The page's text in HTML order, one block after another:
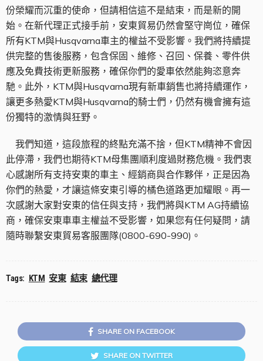
份榮耀而沉重的使命，但請相信這不是結束，而是新的開
始。在新代理正式接手前，安東貿易仍然會堅守崗位，確保
所有KTM與Husqvarna車主的權益不受影響。我們將持續提
供完整的售後服務，包含保固、維修、召回、保養、零件供
應及免費技術更新服務，確保你們的愛車依然能夠恣意奔
馳。此外，KTM與Husqvarna現有新車銷售也將持續運作，
讓更多熱愛KTM與Husqvarna的騎士們，仍然有機會擁有這
份獨特的激情與狂野。
我們知道，這段旅程的終點充滿不捨，但KTM精神不會因
此停滯，我們也期待KTM母集團順利度過財務危機。我們衷
心感謝所有支持安東的車主、經銷商與合作夥伴，正是因為
你們的熱愛，才讓這條安東引導的橘色道路更加耀眼。再一
次感謝大家對安東的信任與支持，我們將與KTM AG持續協
商，確保安東車車主權益不受影響，如果您有任何疑問，請
隨時聯繫安東貿易客服團隊(0800-690-990)。
Tags: KTM 安東 結束 總代理
SHARE ON FACEBOOK
SHARE ON TWITTER